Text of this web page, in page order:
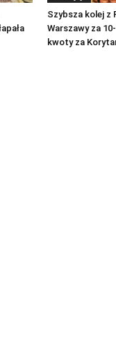
Szybsza kolej z
Warszawy za
kwoty za